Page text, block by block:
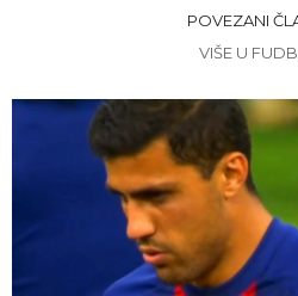
POVEZANI
VIŠE U